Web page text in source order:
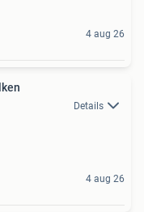
4 aug 26
Details
4 aug 26